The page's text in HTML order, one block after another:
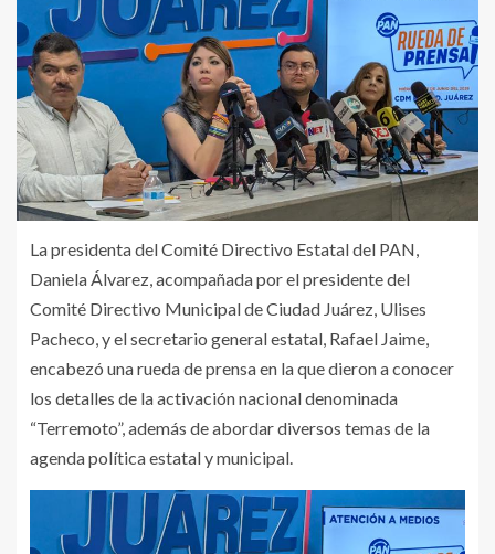
La presidenta del Comité Directivo Estatal del PAN,
Daniela Álvarez, acompañada por el presidente del
Comité Directivo Municipal de Ciudad Juárez, Ulises
Pacheco, y el secretario general estatal, Rafael Jaime,
encabezó una rueda de prensa en la que dieron a conocer
los detalles de la activación nacional denominada
“Terremoto”, además de abordar diversos temas de la
agenda política estatal y municipal.